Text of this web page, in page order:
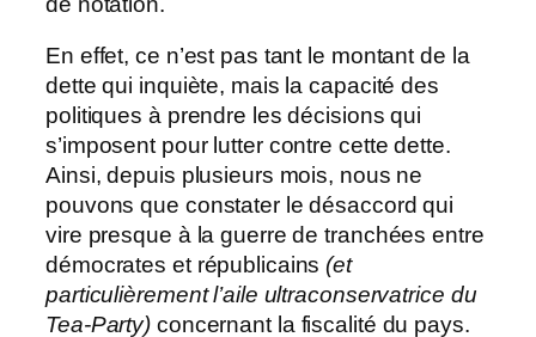
En effet, ce n’est pas tant le montant de la
dette qui inquiète, mais la capacité des
politiques à prendre les décisions qui
s’imposent pour lutter contre cette dette.
Ainsi, depuis plusieurs mois, nous ne
pouvons que constater le désaccord qui
vire presque à la guerre de tranchées entre
démocrates et républicains (et
particulièrement l’aile ultraconservatrice du
Tea-Party) concernant la fiscalité du pays.